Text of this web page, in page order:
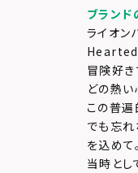
ブランド
ライオン
冒険好
どの熱い
この普
でも忘れ
を込めて。
当時とし